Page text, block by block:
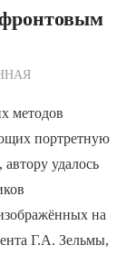
методов
портретную
удалось
на
Г.А. Зельмы,